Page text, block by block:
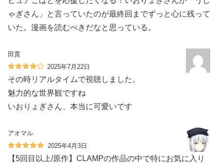
ゃぎさん」と言っていたのが最終回までずっと心に残って
いた。漫画を読むべきだなと思っている。
田貫
2025年7月22日
その時リアルタイムで視聴しました。
魅力的な世界観ですね️
いおりょぎさん、本当に可愛いです
アオマル
2025年4月3日
【5回目以上/原作】CLAMPの作品の中で特にお気に入り